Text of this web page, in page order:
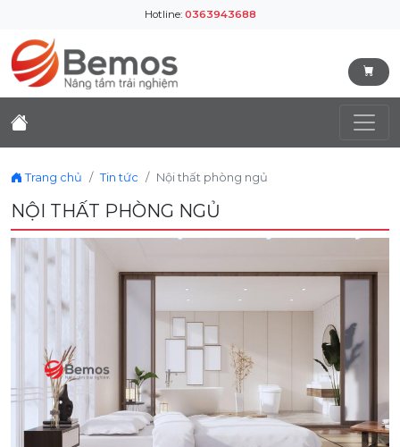
Hotline: 0363943688
Trang chủ Tin tức Nội thất phòng ngủ
NỘI THẤT PHÒNG NGỦ